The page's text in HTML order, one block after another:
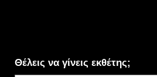
Θέλεις να γίνεις εκθέτης;